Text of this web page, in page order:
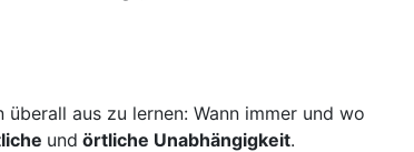
aus zu lernen: Wann immer und wo
und örtliche Unabhängigkeit.